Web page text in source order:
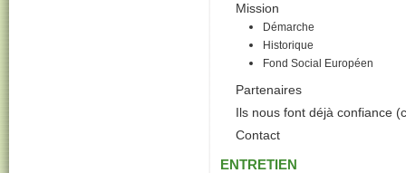
Mission
Démarche
Historique
Fond Social Européen
Partenaires
Ils nous font déjà confiance
Contact
ENTRETIEN